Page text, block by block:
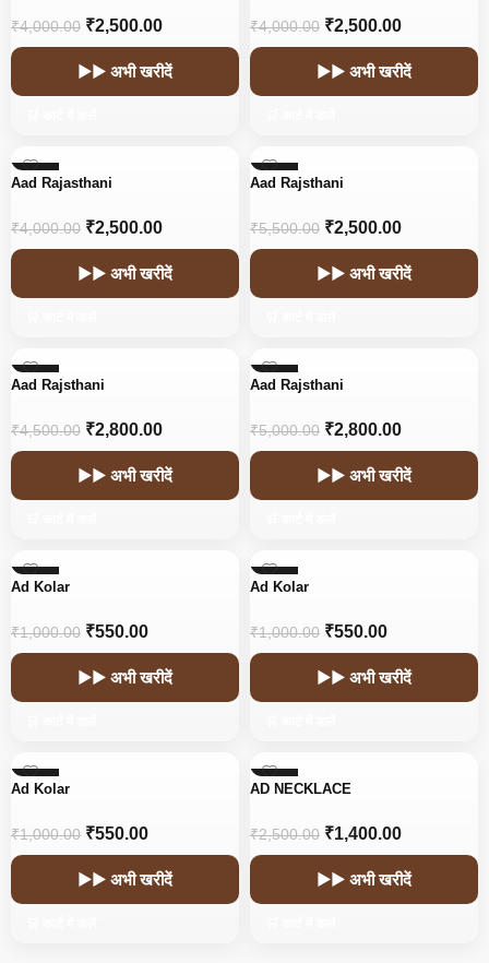
₹4,000.00 ₹2,500.00
▶▶ अभी खरीदें
₹4,000.00 ₹2,500.00
▶▶ अभी खरीदें
-38%
Aad Rajasthani
₹4,000.00 ₹2,500.00
▶▶ अभी खरीदें
-55%
Aad Rajsthani
₹5,500.00 ₹2,500.00
▶▶ अभी खरीदें
-38%
Aad Rajsthani
₹4,500.00 ₹2,800.00
▶▶ अभी खरीदें
-44%
Aad Rajsthani
₹5,000.00 ₹2,800.00
▶▶ अभी खरीदें
-45%
Ad Kolar
₹1,000.00 ₹550.00
▶▶ अभी खरीदें
-45%
Ad Kolar
₹1,000.00 ₹550.00
▶▶ अभी खरीदें
-45%
Ad Kolar
₹1,000.00 ₹550.00
▶▶ अभी खरीदें
-44%
AD NECKLACE
₹2,500.00 ₹1,400.00
▶▶ अभी खरीदें